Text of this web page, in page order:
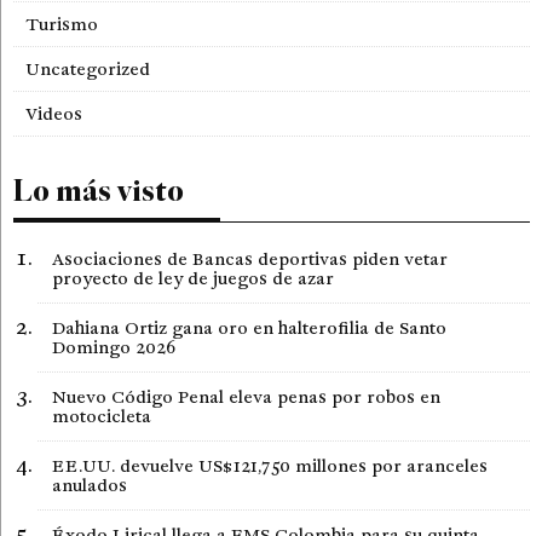
Turismo
Uncategorized
Videos
Lo más visto
Asociaciones de Bancas deportivas piden vetar
proyecto de ley de juegos de azar
Dahiana Ortiz gana oro en halterofilia de Santo
Domingo 2026
Nuevo Código Penal eleva penas por robos en
motocicleta
EE.UU. devuelve US$121,750 millones por aranceles
anulados